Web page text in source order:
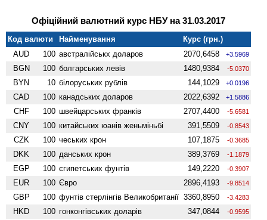
Офіційний валютний курс НБУ на 31.03.2017
Код валюти Найменування
Курс (грн.)
AUD
100 австралійськх доларов 2070,6458 +3.5969
BGN 100 болгарських левів 1480,9384 -5.0370
BYN 10 білоруських рублів 144,1029 +0.0196
CAD 100 канадських доларов 2022,6392 +1.5886
CHF 100 швейцарських франків 2707,4400 -5.6581
CNY 100 китайських юанів женьмiньбi 391,5509 -0.8543
CZK 100 чеських крон 107,1875 -0.3685
DKK 100 данських крон 389,3769 -1.1879
EGP 100 єгипетських фунтів 149,2220 -0.3907
EUR 100 Євро 2896,4193 -9.8514
GBP 100 фунтів стерлінгів Велико­британії 3360,8950 -3.4283
HKD 100 гонконгівських доларів 347,0844 -0.9595